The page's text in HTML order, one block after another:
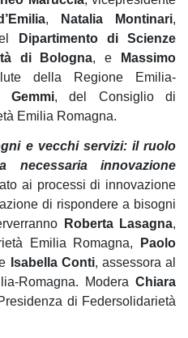
, Natalia Montinari,
Dipartimento di Scienze
di Bologna, e Massimo
della Regione Emilia-
Gemmi, del Consiglio di
Emilia Romagna.
e vecchi servizi: il ruolo
necessaria innovazione
ai processi di innovazione
di rispondere a bisogni
Roberta Lasagna,
Emilia Romagna,
Paolo
Isabella Conti, assessora al
Romagna. Modera Chiara
di Federsolidarietà